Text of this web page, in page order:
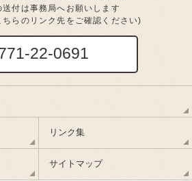
付は事務局へお願いします
らのリンク先をご確認ください)
22-0691
リンク集
サイトマップ